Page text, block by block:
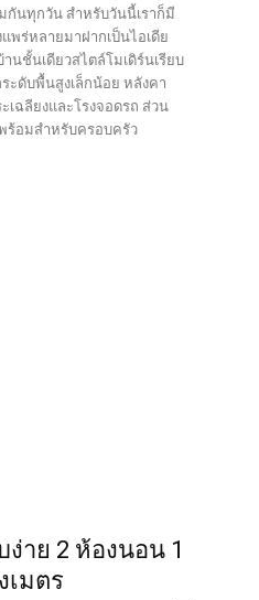
กันทุกวัน สำหรับวันนี้เราก็มี
พร่หลายมาฝากเป็นไอเดีย
ชั้นเดียวสไตล์โมเดิร์นเรียบ
ะดับพื้นสูงเล็กน้อย หลังคา
ฉลียงและโรงจอดรถ ส่วน
ร้อมสำหรับครอบครัว
าย 2 ห้องนอน 1
เมตร